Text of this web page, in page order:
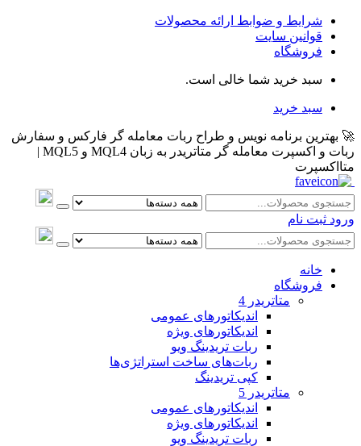
شرایط و ضوابط ارائه محصولات
قوانین سایت
فروشگاه
سبد خرید شما خالی است.
سبد خرید
🚀 بهترین برنامه نویس و طراح ربات معامله گر فارکس و سفارش
ربات و اکسپرت معامله گر متاتریدر به زبان MQL4 و MQL5 |
متااکسپرت
ورود ثبت نام
خانه
فروشگاه
متاتريدر 4
اندیکاتورهای عمومی
اندیکاتورهای ویژه
ربات تریدینگ ویو
ربات‌های ساخت استراتژی‌ها
کپی تریدینگ
متاتريدر 5
اندیکاتورهای عمومی
اندیکاتورهای ویژه
ربات تریدینگ ویو